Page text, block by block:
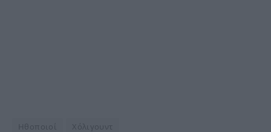
Ηθοποιοί Χόλιγουντ